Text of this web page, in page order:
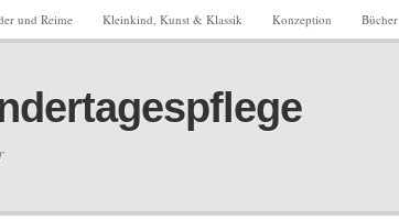
und Reime Kleinkind, Kunst & Klassik Konzeption Bücher